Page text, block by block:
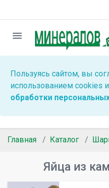
menu
Пользуясь сайтом, вы
использованием cookies и
обработки
Главная Каталог
Яйца из